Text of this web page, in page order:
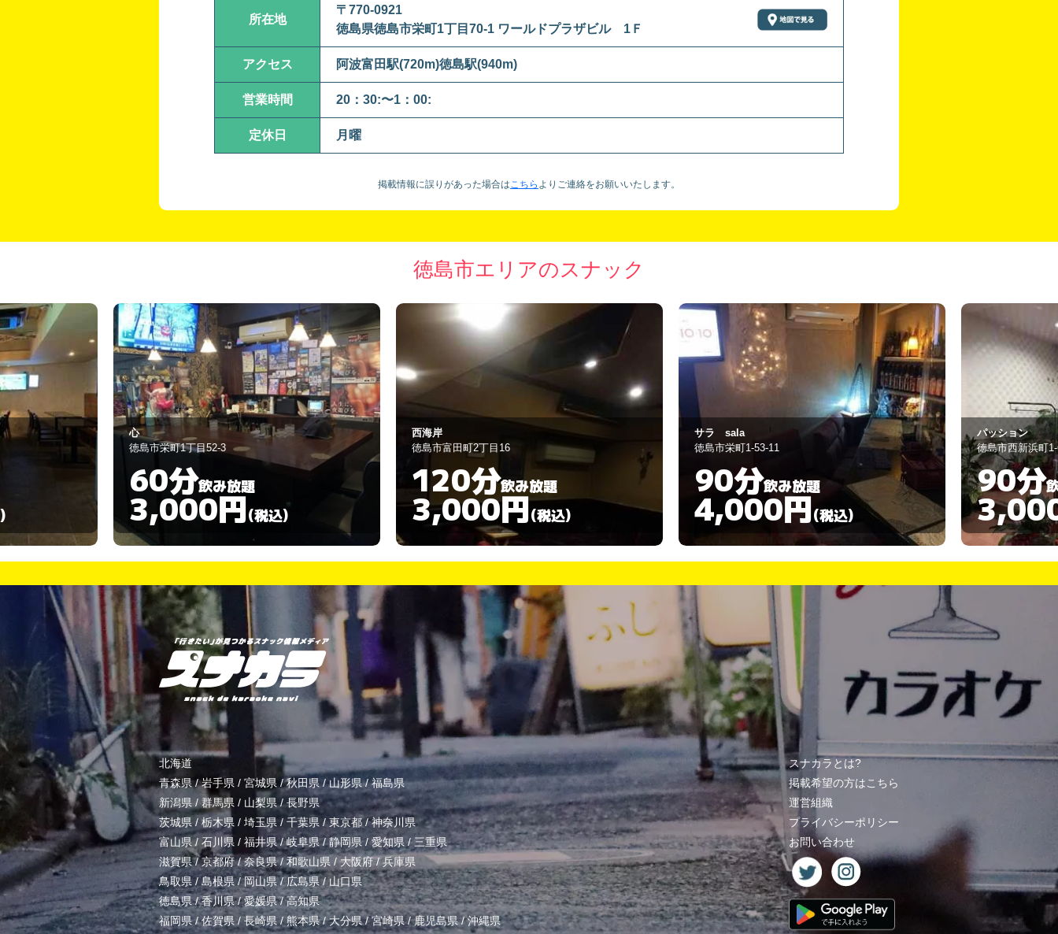
所在地
〒770-0921
徳島県徳島市栄町1丁目70-1 ワールドプラザビル 1Ｆ
アクセス 阿波富田駅(720m)徳島駅(940m)
営業時間 20：30:〜1：00:
定休日 月曜
掲載情報に誤りがあった場合はこちら より ご連絡をお願いいたします。
徳島市エリアのスナック
西海岸
徳島市富田町2丁目16
120分飲み放題
3,000円(税込)
サラ sala
徳島市栄町1-53-11
90分飲み放題
4,000円(税込)
パッション
徳島市西新浜町1-6-33
90分飲み放題
3,000円(税込)
胡桃
徳島市栄町1丁目
90分
北海道
青森県/岩手県 / 宮城県 /秋田県 /山形県/福島県
新潟県 / 群馬県 / 山梨県/長野県
茨城県 / 栃木県 / 埼玉県/ 千葉県 /東京都/神奈川県
富山県/ 石川県 / 福井県/岐阜県/静岡県/ 愛知県 / 三重県
滋賀県/京都府/奈良県/和歌山県 /大阪府/兵庫県
鳥取県/島根県/岡山県/広島県/山口県
徳島県/香川県/愛媛県/高知県
福岡県/佐賀県/長崎県 /熊本県/大分県/宮崎県/鹿児島県/沖縄県
スナカラとは?
掲載希望の方はこちら
運営組織
プライバシーポリシー
お問い合わせ